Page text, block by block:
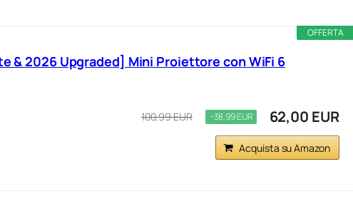
OFFERTA
& 2026 Upgraded] Mini Proiettore con WiFi 6
100,99 EUR −38,99 EUR 62,00 EUR
Acquista su Amazon